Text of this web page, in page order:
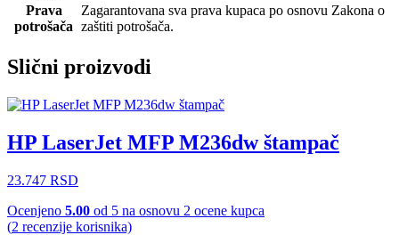
Prava
potrošača
Zagarantovana sva prava kupaca po osnovu Zakona o
zaštiti potrošača.
Slični proizvodi
HP LaserJet MFP M236dw štampač
23.747 RSD
Ocenjeno 5.00 od 5 na osnovu 2 ocene kupca
(2 recenzije korisnika)